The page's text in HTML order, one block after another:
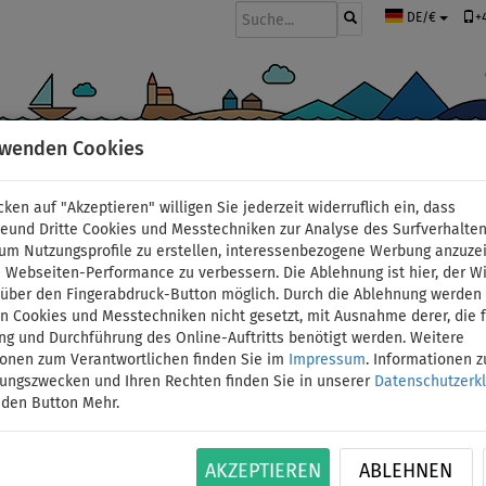
Cookies
auf "Akzeptieren" willigen Sie jederzeit widerruflich ein, dass
Dritte Cookies und Messtechniken zur Analyse des
Nutzungsprofile zu erstellen, interessenbezogene Werbung
Webseiten-Performance zu verbessern. Die Ablehnung ist hier, der
den Fingerabdruck-Button möglich. Durch die Ablehnung werden
Cookies und Messtechniken nicht gesetzt, mit Ausnahme derer, die
und Durchführung des Online-Auftritts benötigt werden. Weitere
zum Verantwortlichen finden Sie im
Impressum. Informationen
und Ihren Rechten finden Sie in unserer
Button Mehr.
AKZEPTIEREN ABLEHNEN
DE/€
FORCE